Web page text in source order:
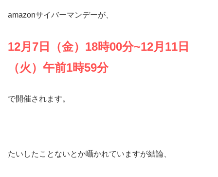
amazonサイバーマンデーが、
12月7日（金）18時00分~12月11日
（火）午前1時59分
で開催されます。
たいしたことないとか囁かれていますが結論、